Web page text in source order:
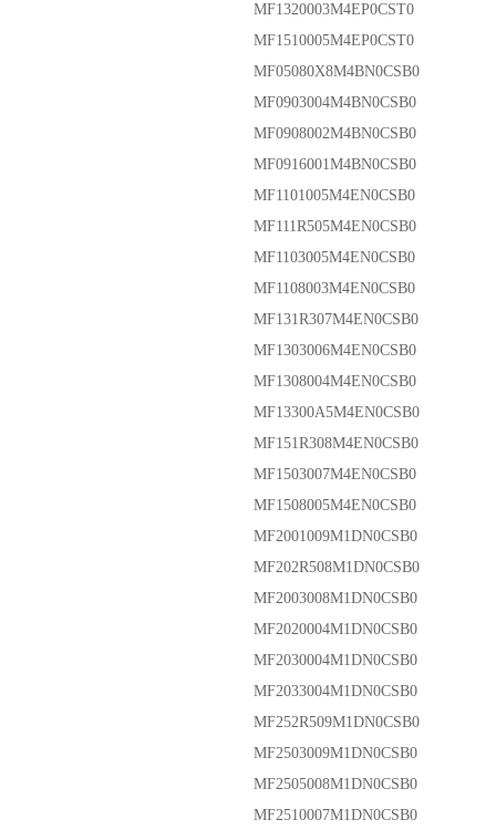
MF1320003M4EP0CST0
MF1510005M4EP0CST0
MF05080X8M4BN0CSB0
MF0903004M4BN0CSB0
MF0908002M4BN0CSB0
MF0916001M4BN0CSB0
MF1101005M4EN0CSB0
MF111R505M4EN0CSB0
MF1103005M4EN0CSB0
MF1108003M4EN0CSB0
MF131R307M4EN0CSB0
MF1303006M4EN0CSB0
MF1308004M4EN0CSB0
MF13300A5M4EN0CSB0
MF151R308M4EN0CSB0
MF1503007M4EN0CSB0
MF1508005M4EN0CSB0
MF2001009M1DN0CSB0
MF202R508M1DN0CSB0
MF2003008M1DN0CSB0
MF2020004M1DN0CSB0
MF2030004M1DN0CSB0
MF2033004M1DN0CSB0
MF252R509M1DN0CSB0
MF2503009M1DN0CSB0
MF2505008M1DN0CSB0
MF2510007M1DN0CSB0